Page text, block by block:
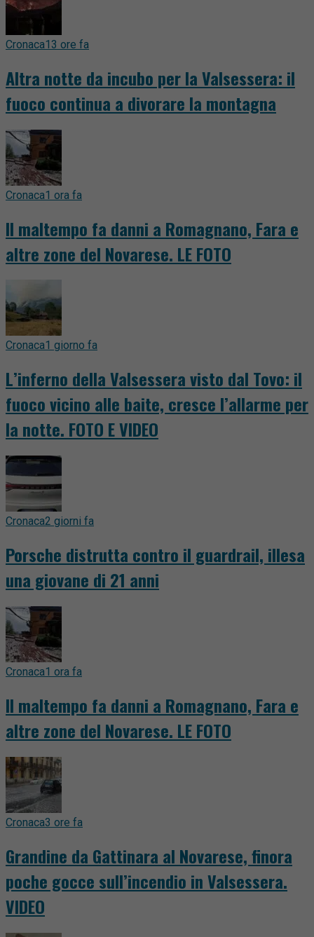
Cronaca13 ore fa
Altra notte da incubo per la Valsessera: il
fuoco continua a divorare la montagna
Cronaca1 ora fa
Il maltempo fa danni a Romagnano, Fara e
altre zone del Novarese. LE FOTO
Cronaca1 giorno fa
L’inferno della Valsessera visto dal Tovo: il
fuoco vicino alle baite, cresce l’allarme per
la notte. FOTO E VIDEO
Cronaca2 giorni fa
Porsche distrutta contro il guardrail, illesa
una giovane di 21 anni
Cronaca1 ora fa
Il maltempo fa danni a Romagnano, Fara e
altre zone del Novarese. LE FOTO
Cronaca3 ore fa
Grandine da Gattinara al Novarese, finora
poche gocce sull’incendio in Valsessera.
VIDEO